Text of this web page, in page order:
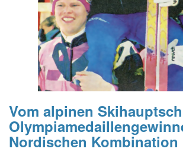
Vom alpinen
Nordischen Kombination